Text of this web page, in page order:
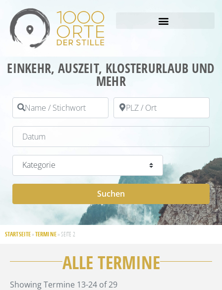
EINKEHR, AUSZEIT, KLOSTERURLAUB UND
MEHR
Name / Stichwort PLZ / Ort
Datum
Kategorie
Suchen
STARTSEITE » TERMINE» SEITE 2
ALLE TERMINE
Showing Termine 13-24 of 29